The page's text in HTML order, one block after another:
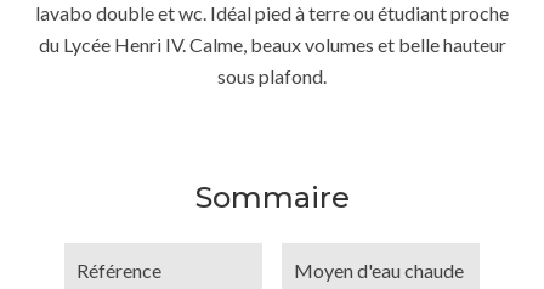
lavabo double et wc. Idéal pied à terre ou étudiant proche
du Lycée Henri IV. Calme, beaux volumes et belle hauteur
sous plafond.
Sommaire
Référence
Moyen d'eau chaude